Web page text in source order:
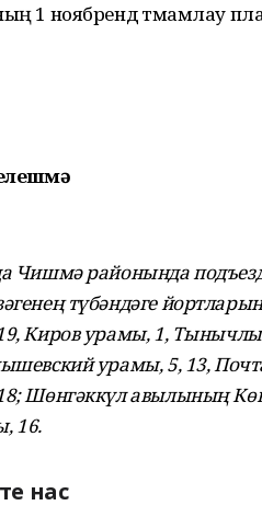
1 ноябрендә тәмамлау
Чишмә районында
түбәндәге
Киров урамы, 1,
урамы, 5, 13,
Шөнгәккүл авылының
16.
нас